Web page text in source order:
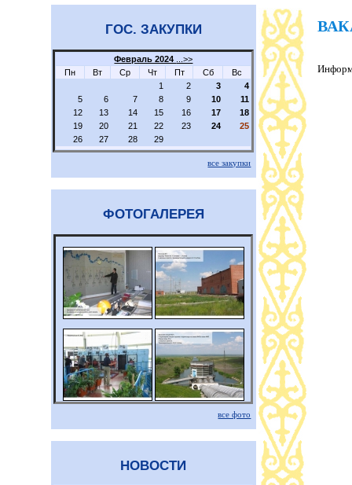
ГОС. ЗАКУПКИ
Февраль 2024
...>>
Пн
Вт Ср Чт Пт Сб
Вс
1
2 3
4
5
6 7 8 9 10
11
12
13 14 15 16 17
18
19
20 21 22 23 24
25
26
27 28 29
все закупки
ФОТОГАЛЕРЕЯ
все фото
НОВОСТИ